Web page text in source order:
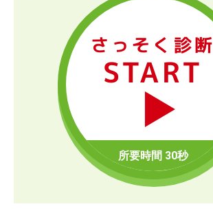
さっそく診断
START